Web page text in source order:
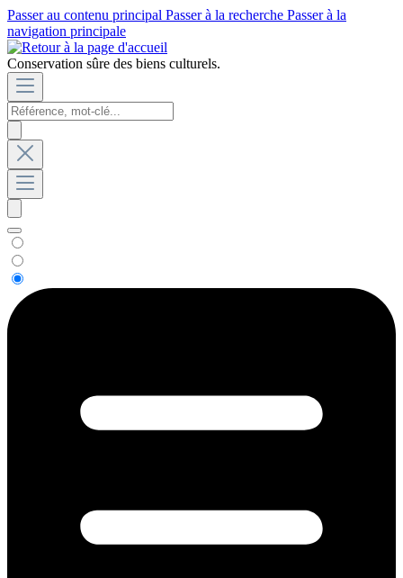
Passer au contenu principal Passer à la recherche Passer à la
navigation principale
Conservation sûre des biens culturels.